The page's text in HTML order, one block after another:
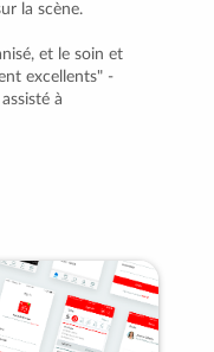
la scène.
et le soin et
excellents" -
à